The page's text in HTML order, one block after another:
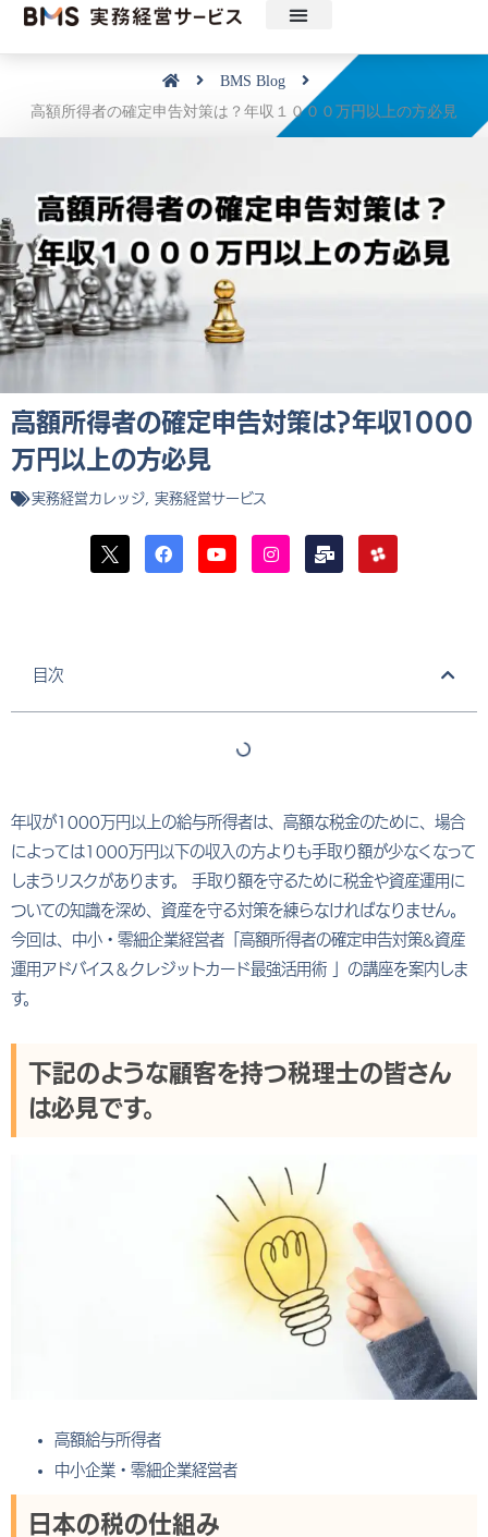
BMS Blog
高額所得者の確定申告対策は？年収１０００万円以上の方必見
高額所得者の確定申告対策は？年収１０００
万円以上の方必見
実務経営カレッジ 実務経営サービス
目次
年収が1000万円以上の給与所得者は、高額な税金のために、場合
によっては1000万円以下の収入の方よりも手取り額が少なくなって
しまうリスクがあります。 手取り額を守るために税金や資産運用に
ついての知識を深め、資産を守る対策を練らなければなりません。
今回は、中小・零細企業経営者「高額所得者の確定申告対策&資産
運用アドバイス＆クレジットカード最強活用術 」の講座を案内しま
す。
下記のような顧客を持つ税理士の皆さん
は必見です。
高額給与所得者
中小企業・零細企業経営者
日本の税の仕組み